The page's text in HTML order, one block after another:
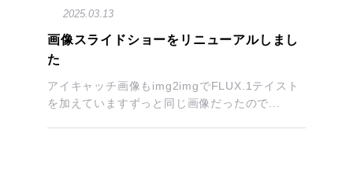
2025.03.13
画像スライドショーをリニューアルしまし
た
アイキャッチ画像もimg2imgでFLUX.1テイスト
を加えていますずっと同じ画像だったので...